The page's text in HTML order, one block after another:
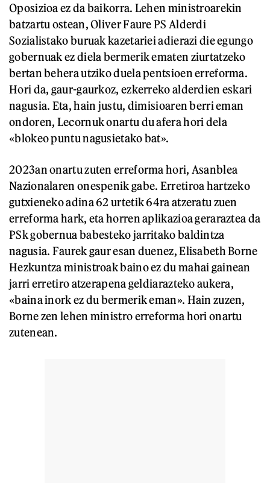
Oposizioa ez da baikorra. Lehen ministroarekin
batzartu ostean, Oliver Faure PS Alderdi
Sozialistako buruak kazetariei adierazi die egungo
gobernuak ez diela bermerik ematen ziurtatzeko
bertan behera utziko duela pentsioen erreforma.
Hori da, gaur-gaurkoz, ezkerreko alderdien eskari
nagusia. Eta, hain justu, dimisioaren berri eman
ondoren, Lecornuk onartu du afera hori dela
«blokeo puntu nagusietako bat».
2023an onartu zuten erreforma hori, Asanblea
Nazionalaren onespenik gabe. Erretiroa hartzeko
gutxieneko adina 62 urtetik 64ra atzeratu zuen
erreforma hark, eta horren aplikazioa geraraztea da
PSk gobernua babesteko jarritako baldintza
nagusia. Faurek gaur esan duenez, Elisabeth Borne
Hezkuntza ministroak baino ez du mahai gainean
jarri erretiro atzerapena geldiarazteko aukera,
«baina inork ez du bermerik eman». Hain zuzen,
Borne zen lehen ministro erreforma hori onartu
zutenean.